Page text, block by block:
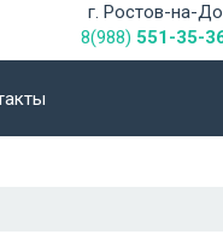
г. Ростов-на-
8(988) 551-35-